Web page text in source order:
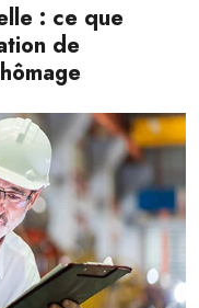
: ce que
de